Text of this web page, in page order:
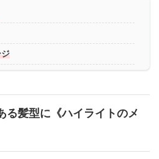
る髪型に《ハイライトのメ